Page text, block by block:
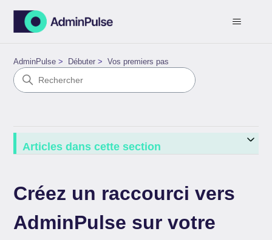
AdminPulse Débuter Vos premiers pas
Articles dans cette section
Créez un raccourci vers
AdminPulse sur votre